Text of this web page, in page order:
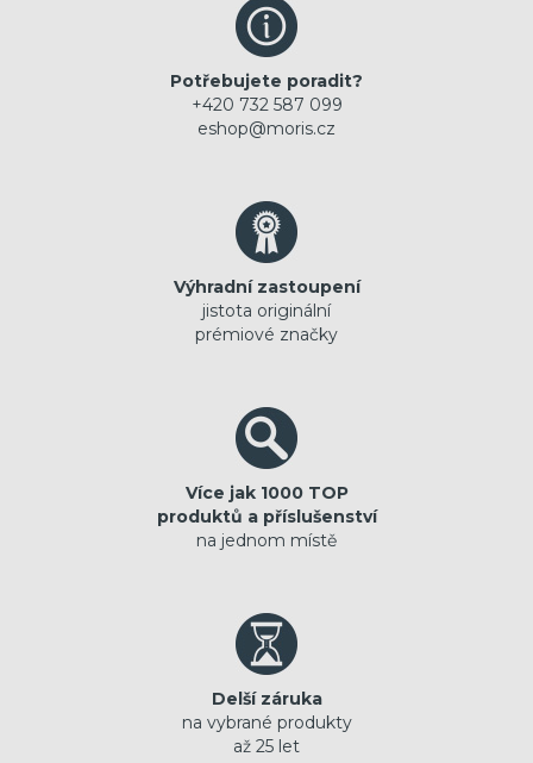
Potřebujete poradit?
+420 732 587 099
eshop@moris.cz
Výhradní zastoupení
jistota originální
prémiové značky
Více jak 1000 TOP
produktů a příslušenství
na jednom místě
Delší záruka
na vybrané produkty
až 25 let